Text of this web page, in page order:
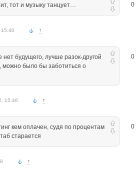
0
тот и музыку танцует…
↑
0
нет будущего, лучше разок-другой
можно было бы заботиться о
15:46 ↑
0
кем оплачен, судя по процентам
старается
↑